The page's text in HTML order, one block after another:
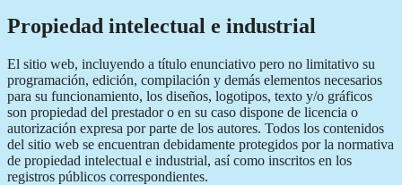
Propiedad intelectual e industrial
El sitio web, incluyendo a título enunciativo pero no limitativo su
programación, edición, compilación y demás elementos necesarios
para su funcionamiento, los diseños, logotipos, texto y/o gráficos
son propiedad del prestador o en su caso dispone de licencia o
autorización expresa por parte de los autores. Todos los contenidos
del sitio web se encuentran debidamente protegidos por la normativa
de propiedad intelectual e industrial, así como inscritos en los
registros públicos correspondientes.